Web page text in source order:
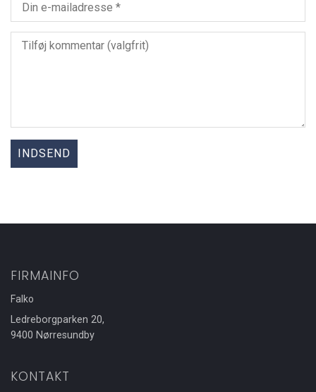
FIRMAINFO
Falko
Ledreborgparken 20,
9400 Nørresundby
KONTAKT